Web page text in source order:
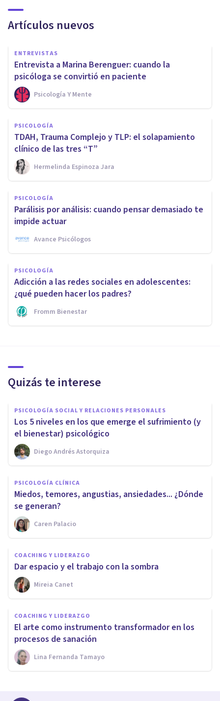
Artículos nuevos
ENTREVISTAS
Entrevista a Marina Berenguer: cuando la
psicóloga se convirtió en paciente
Psicología Y Mente
PSICOLOGÍA
TDAH, Trauma Complejo y TLP: el solapamiento
clínico de las tres “T”
Hermelinda Espinoza Jara
PSICOLOGÍA
Parálisis por análisis: cuando pensar demasiado te
impide actuar
Avance Psicólogos
PSICOLOGÍA
Adicción a las redes sociales en adolescentes:
¿qué pueden hacer los padres?
Fromm Bienestar
Quizás te interese
PSICOLOGÍA SOCIAL Y RELACIONES PERSONALES
Los 5 niveles en los que emerge el sufrimiento (y
el bienestar) psicológico
Diego Andrés Astorquiza
PSICOLOGÍA CLÍNICA
Miedos, temores, angustias, ansiedades... ¿Dónde
se generan?
Caren Palacio
COACHING Y LIDERAZGO
Dar espacio y el trabajo con la sombra
Mireia Canet
COACHING Y LIDERAZGO
El arte como instrumento transformador en los
procesos de sanación
Lina Fernanda Tamayo